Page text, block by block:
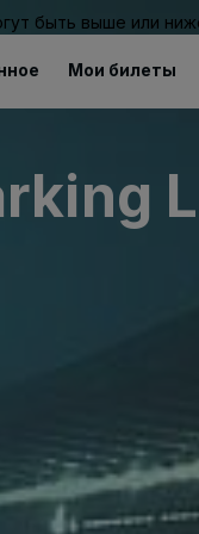
быть выше или
Мои билеты